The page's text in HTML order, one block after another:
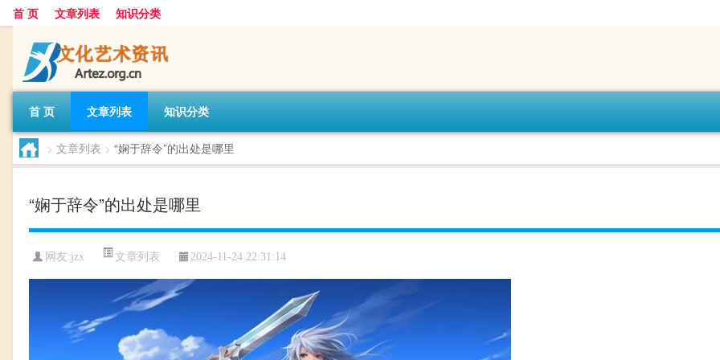
首 页 文章列表 知识分类
首 页 文章列表 知识分类
> 文章列表 > “娴于辞令”的出处是哪里
“娴于辞令”的出处是哪里
网友:jzx 文章列表 2024-11-24 22:31:14